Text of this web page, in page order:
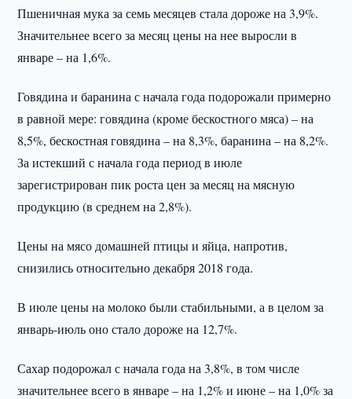
Пшеничная мука за семь месяцев стала дороже на 3,9%.
Значительнее всего за месяц цены на нее выросли в
январе – на 1,6%.
Говядина и баранина с начала года подорожали примерно
в равной мере: говядина (кроме бескостного мяса) – на
8,5%, бескостная говядина – на 8,3%, баранина – на 8,2%.
За истекший с начала года период в июле
зарегистрирован пик роста цен за месяц на мясную
продукцию (в среднем на 2,8%).
Цены на мясо домашней птицы и яйца, напротив,
снизились относительно декабря 2018 года.
В июле цены на молоко были стабильными, а в целом за
январь-июль оно стало дороже на 12,7%.
Сахар подорожал с начала года на 3,8%, в том числе
значительнее всего в январе – на 1,2% и июне – на 1,0% за